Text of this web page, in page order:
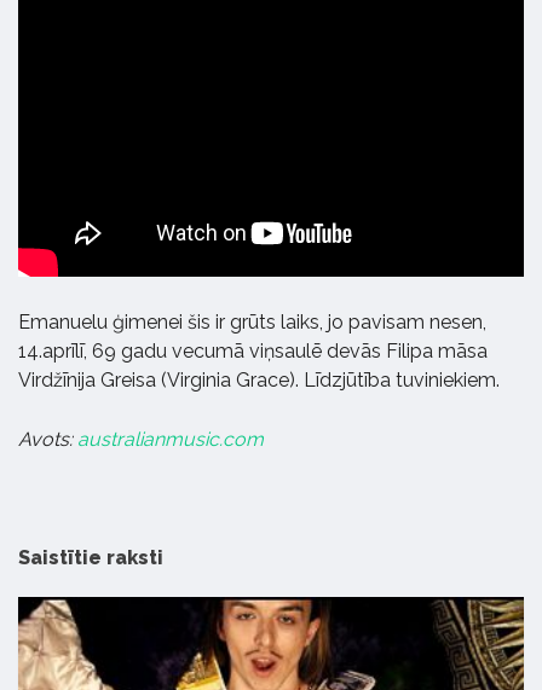
Emanuelu ģimenei šis ir grūts laiks, jo pavisam nesen,
14.aprīlī, 69 gadu vecumā viņsaulē devās Filipa māsa
Virdžīnija Greisa (Virginia Grace). Līdzjūtība tuviniekiem.
Avots: australianmusic.com
Saistītie raksti